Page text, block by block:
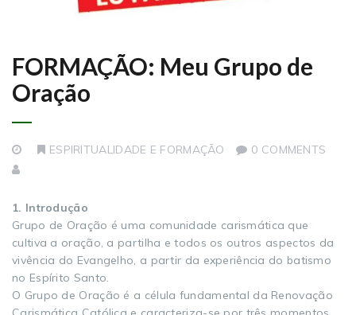
FORMAÇÃO: Meu Grupo de
Oração
ESPIRITUALIDADE E FORMAÇÃO 0 COMMENTS
1. Introdução
Grupo de Oração é uma comunidade carismática que
cultiva a oração, a partilha e todos os outros aspectos da
vivência do Evangelho, a partir da experiência do batismo
no Espírito Santo.
O Grupo de Oração é a célula fundamental da Renovação